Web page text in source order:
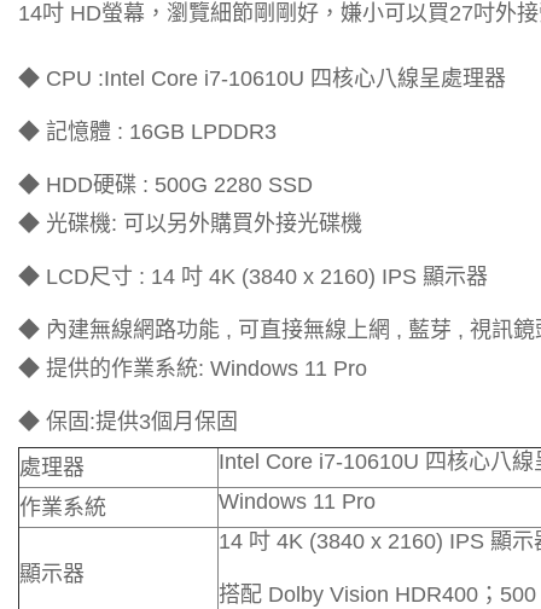
14吋 HD螢幕，瀏覽細節剛剛好，嫌小可以買27吋外
◆ CPU :Intel Core i7-10610U 四核心八線呈處理器
◆ 記憶體 : 16GB LPDDR3
◆ HDD硬碟 : 500G 2280 SSD
◆ 光碟機: 可以另外購買外接光碟機
◆ LCD尺寸 : 14 吋 4K (3840 x 2160) IPS 顯示器
◆ 內建無線網路功能 , 可直接無線上網 , 藍芽 , 視訊鏡
◆ 提供的作業系統: Windows 11 Pro
◆ 保固:提供3個月保固
處理器
Intel Core i7-10610U 四核心八線
作業系統
Windows 11 Pro
顯示器
14 吋 4K (3840 x 2160) IPS 顯示
搭配 Dolby Vision HDR400；